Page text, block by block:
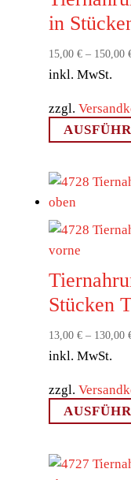
in
15,00 €– 150,00
inkl. MwSt.
zzgl.
Stücken
13,00 €– 130,00
inkl. MwSt.
zzgl.